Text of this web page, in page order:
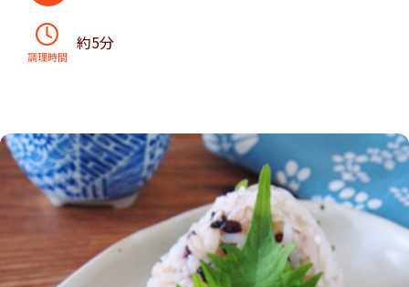
調理時間
約5分